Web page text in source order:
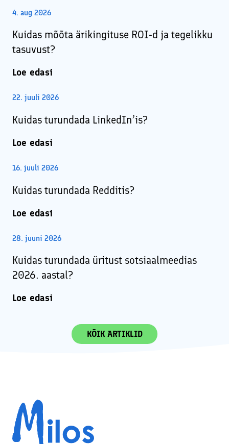
4. aug 2026
Kuidas mõõta ärikingituse ROI-d ja tegelikku
tasuvust?
Loe edasi
22. juuli 2026
Kuidas turundada LinkedIn’is?
Loe edasi
16. juuli 2026
Kuidas turundada Redditis?
Loe edasi
28. juuni 2026
Kuidas turundada üritust sotsiaalmeedias
2026. aastal?
Loe edasi
KÕIK ARTIKLID